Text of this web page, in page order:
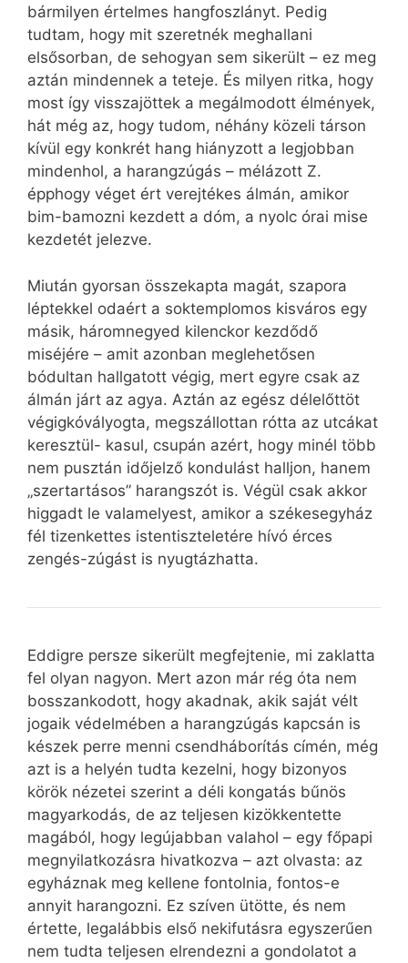
bármilyen értelmes hangfoszlányt. Pedig
tudtam, hogy mit szeretnék meghallani
elsősorban, de sehogyan sem sikerült – ez meg
aztán mindennek a teteje. És milyen ritka, hogy
most így visszajöttek a megálmodott élmények,
hát még az, hogy tudom, néhány közeli társon
kívül egy konkrét hang hiányzott a legjobban
mindenhol, a harangzúgás – mélázott Z.
épphogy véget ért verejtékes álmán, amikor
bim-bamozni kezdett a dóm, a nyolc órai mise
kezdetét jelezve.
Miután gyorsan összekapta magát, szapora
léptekkel odaért a soktemplomos kisváros egy
másik, háromnegyed kilenckor kezdődő
miséjére – amit azonban meglehetősen
bódultan hallgatott végig, mert egyre csak az
álmán járt az agya. Aztán az egész délelőttöt
végigkóvályogta, megszállottan rótta az utcákat
keresztül- kasul, csupán azért, hogy minél több
nem pusztán időjelző kondulást halljon, hanem
„szertartásos” harangszót is. Végül csak akkor
higgadt le valamelyest, amikor a székesegyház
fél tizenkettes istentiszteletére hívó érces
zengés-zúgást is nyugtázhatta.
Eddigre persze sikerült megfejtenie, mi zaklatta
fel olyan nagyon. Mert azon már rég óta nem
bosszankodott, hogy akadnak, akik saját vélt
jogaik védelmében a harangzúgás kapcsán is
készek perre menni csendháborítás címén, még
azt is a helyén tudta kezelni, hogy bizonyos
körök nézetei szerint a déli kongatás bűnös
magyarkodás, de az teljesen kizökkentette
magából, hogy legújabban valahol – egy főpapi
megnyilatkozásra hivatkozva – azt olvasta: az
egyháznak meg kellene fontolnia, fontos-e
annyit harangozni. Ez szíven ütötte, és nem
értette, legalábbis első nekifutásra egyszerűen
nem tudta teljesen elrendezni a gondolatot a